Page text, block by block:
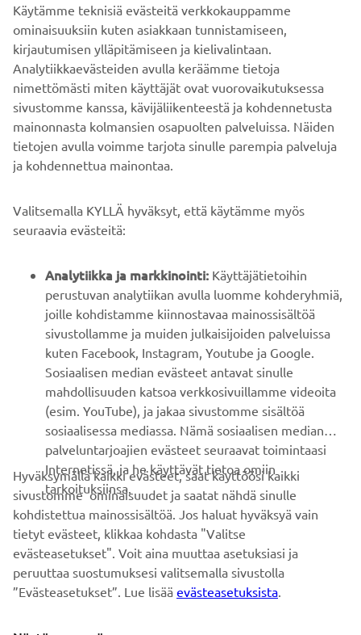
stand-up machine, is exclusively for competition use, and
is as much in demand as ever will come in the same color
as last year edition.
YRITYS
B2B
ASIAKASTUKI
UUTISKIRJE
Ole ensimmäinen, joka kuulee uusimmista tarjouksista,
erikoistapahtumista, uusista julkaisuista ja paljon muuta...
TILAA
Lue tietosuojakäytäntömme saadaksesi tietää, miten
käsittelemme henkilötietojasi: Tietosuoja ja evästeet -sivustolta
Finland (Finnish)
ominaisuuksiin kuten asiakkaan tunnistamiseen,
kirjautumisen ylläpitämiseen ja kielivalintaan.
Analytiikkaevästeiden avulla keräämme tietoja
nimettömästi miten käyttäjät ovat vuorovaikutuksessa
sivustomme kanssa, kävijäliikenteestä ja kohdennetusta
mainonnasta kolmansien osapuolten palveluissa. Näiden
tietojen avulla voimme tarjota sinulle parempia palveluja
ja kohdennettua mainontaa.
seuraavia evästeitä:
perustuvan analytiikan avulla luomme kohderyhmiä,
joille kohdistamme kiinnostavaa mainossisältöä
sivustollamme ja muiden julkaisijoiden palveluissa
kuten Facebook, Instagram, Youtube ja Google.
Sosiaalisen median evästeet antavat sinulle
mahdollisuuden katsoa verkkosivuillamme videoita
(esim. YouTube), ja jakaa sivustomme sisältöä
sosiaalisessa mediassa. Nämä sosiaalisen median
palveluntarjoajien evästeet seuraavat toimintaasi
Internetissä, ja he käyttävät tietoa omiin
tarkoituksiinsa.
Hyväksymällä kaikki evästeet, saat käyttöösi kaikki
sivustomme ominaisuudet ja saatat nähdä sinulle
kohdistettua mainossisältöä. Jos haluat hyväksyä vain
tietyt evästeet, klikkaa kohdasta "Valitse
evästeasetukset". Voit aina muuttaa asetuksiasi ja
peruuttaa suostumuksesi valitsemalla sivustolla
”Evästeasetukset”. Lue lisääevästeasetuksista.